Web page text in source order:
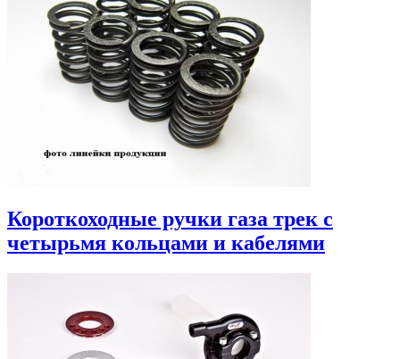
Короткоходные ручки газа трек с
четырьмя кольцами и кабелями